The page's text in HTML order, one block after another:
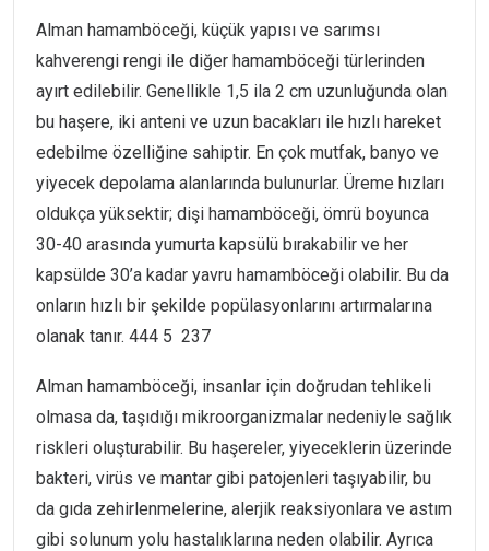
Alman hamamböceği, küçük yapısı ve sarımsı
kahverengi rengi ile diğer hamamböceği türlerinden
ayırt edilebilir. Genellikle 1,5 ila 2 cm uzunluğunda olan
bu haşere, iki anteni ve uzun bacakları ile hızlı hareket
edebilme özelliğine sahiptir. En çok mutfak, banyo ve
yiyecek depolama alanlarında bulunurlar. Üreme hızları
oldukça yüksektir; dişi hamamböceği, ömrü boyunca
30-40 arasında yumurta kapsülü bırakabilir ve her
kapsülde 30’a kadar yavru hamamböceği olabilir. Bu da
onların hızlı bir şekilde popülasyonlarını artırmalarına
olanak tanır. 444 5 237
Alman hamamböceği, insanlar için doğrudan tehlikeli
olmasa da, taşıdığı mikroorganizmalar nedeniyle sağlık
riskleri oluşturabilir. Bu haşereler, yiyeceklerin üzerinde
bakteri, virüs ve mantar gibi patojenleri taşıyabilir, bu
da gıda zehirlenmelerine, alerjik reaksiyonlara ve astım
gibi solunum yolu hastalıklarına neden olabilir. Ayrıca